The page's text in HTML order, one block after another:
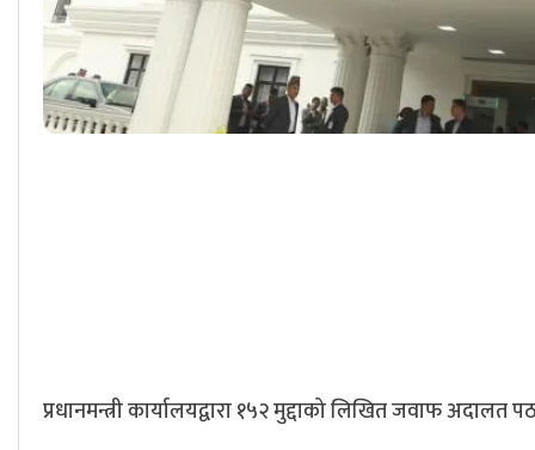
प्रधानमन्त्री कार्यालयद्वारा १५२ मुद्दाको लिखित जवाफ अदालत